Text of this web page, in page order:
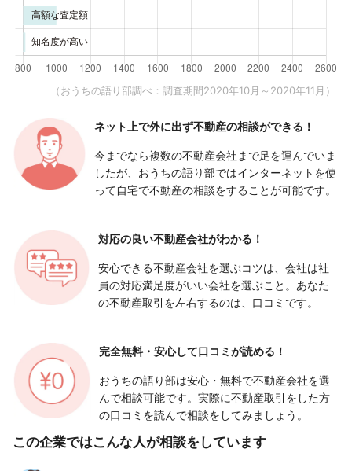
（おうちの語り部調べ：調査期間2020年10月～2020年11月）
ネット上で外に出ず不動産の相談ができる！
今までなら複数の不動産会社まで足を運んでいま
したが、おうちの語り部ではインターネットを使
って自宅で不動産の相談をすることが可能です。
対応の良い不動産会社がわかる！
安心できる不動産会社を選ぶコツは、会社は社
員の対応満足度がいい会社を選ぶこと。あなた
の不動産取引を左右するのは、口コミです。
完全無料・安心して口コミが読める！
おうちの語り部は安心・無料で不動産会社を選
んで相談可能です。実際に不動産取引をした方
の口コミを読んで相談をしてみましょう。
この企業ではこんな人が相談をしています